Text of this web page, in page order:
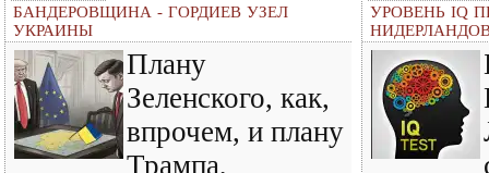
БАНДЕРОВЩИНА - ГОРДИЕВ УЗЕЛ
УКРАИНЫ
Плану
Зеленского, как,
впрочем, и плану
Трампа,
УРОВЕНЬ IQ